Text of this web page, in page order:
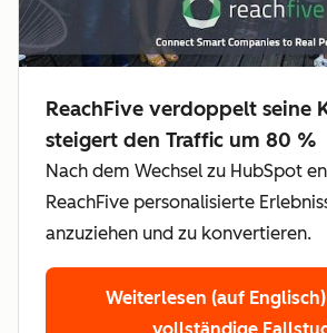
ReachFive verdoppelt seine
steigert den Traffic um 80 %
Nach dem Wechsel zu HubSpot
ReachFive personalisierte
anzuziehen und zu konvertieren.
Weiterlesen (auf Englisch)
vollständige